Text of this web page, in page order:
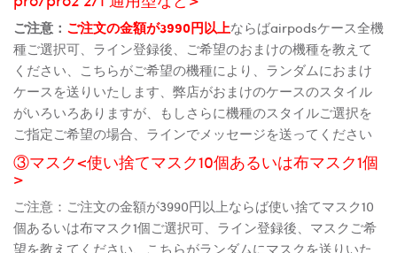
ご注意： ご注文の金額が3990円以上ならばairpodsケース全機
種ご選択可、ライン登録後、ご希望のおまけの機種を教えて
ください、こちらがご希望の機種により、ランダムにおまけ
ケースを送りいたします、弊店がおまけのケースのスタイル
がいろいろありますが、もしさらに機種のスタイルご選択を
ご指定ご希望の場合、ラインでメッセージを送ってください
③マスク<使い捨てマスク10個あるいは布マスク1個
>
ご注意：ご注文の金額が3990円以上ならば使い捨てマスク10
個あるいは布マスク1個ご選択可、ライン登録後、マスクご希
望を教えてください、こちらがランダムにマスクを送りいた